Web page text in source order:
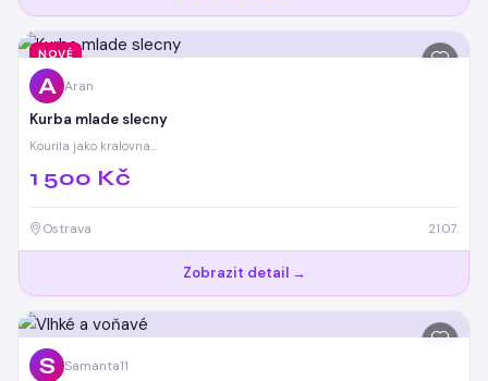
NOVÉ
A Aran
Kurba mlade slecny
Kourila jako kralovna…
1 500 Kč
Ostrava 21.07.
Zobrazit detail →
S Samanta11